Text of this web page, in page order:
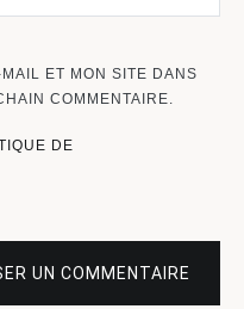
ET MON SITE DANS
COMMENTAIRE.
DE
UN COMMENTAIRE